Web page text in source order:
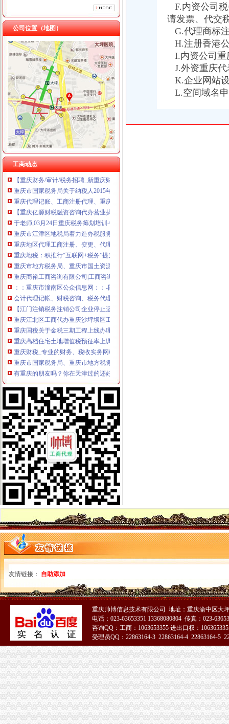
重庆三虹房地产营销策划有限公司
重庆宝鹰汽车销售有限公司
公司位置（地图）
工商动态
重庆税务注销
重庆发票新规定,税务金四期上线！-企业税收优惠政策-重庆市黔江
重庆地税：积推行“互联网+税务”提升服务质效-长江经济网
重庆代理记账如何办理税务登记变更_搜狐其它_搜狐网
《一般纳税人注销流程》100篇第一文库网
重庆工商注册代理记账变更税务财务佼佼泽工商
重庆财税_专业的财务、税收实务网站-亿企赢财税资讯
国家税务总局2015年持续加“规范税务”建设_部门新闻_新闻_中国
重庆沙坪坝门户网
【重庆财务/审计/税务招聘_新重庆财务/审计/税务招聘信息】-前程无忧
重庆市国家税务局关于纳税人2015年度关联申报等事项的提示-中国会
重庆代理记账、工商注册代理、重庆微型企业、商标注册、税务评估
【重庆亿源财税融资咨询代办营业执照营业哪家比较好】价格,厂家,
于老师,03月24日重庆税务筹划培训-中华品牌管理网
重庆市江津区地税局着力造办税服务“轻体验”-新华网
重庆地区代理工商注册、变更、代理记账、税务咨询可提供地
重庆地税：积推行“互联网+税务”提升服务质效-长江经济网
重庆市地方税务局、重庆市国土资源和房屋管理局<BR>关于暂停办理
重庆商裕工商咨询有限公司|工商咨询|代帐咨询|做账报税|税务代办|代
：：重庆市潼南区公众信息网：：-国税局
会计代理记帐、财税咨询、税务代理-重庆便民网
【江门注销税务注销公司企业停止运营不注销后果严重】-鹤山沙坪易
重庆江北区工商代办重庆沙坪坝区工商代办【渝盾】_其他加盟-中国
重庆国税关于金税三期工程上线办理有关涉税事项的公告_地方规-
重庆高档住宅土地增值税预征率上调至2%_东方财富网
重庆财税_专业的财务、税收实务网站-亿企赢财税资讯
重庆市国家税务局、重庆市地方税务局、重庆市工商管理局转发国
有重庆的朋友吗？你在天津过的还好吗？（转载）_天津_天涯论坛_天
重庆注册税务招聘_重庆注册税务招聘信息_智联重庆招聘网_找工作求
《重庆市国税小规模申报》_优秀范文十篇
重庆招聘税务专员_重庆弘昇管道有限公司招聘-汇博网
重庆税务登记证挂失电话-沙坪坝沙坪坝广告媒-重庆58同城
【税收管理】重庆市地方税务局关于印发《“三证合一、一照一码”
重庆地税的微博
重庆税务策划招聘_重庆税务策划招聘信息_智联重庆招聘网_找工作求
重庆沙坪坝门户网
重庆国税网上申报系统：
重庆营业执照代办【工商代办免费咨询】重庆益尚利财务管理有限公司
重庆财税公司-重庆亿源公司_重庆亿源_重庆市亿源财税咨询公司_重庆
代理记账|税务代理与咨询-重庆君立企业管理咨询有限公司
重庆高档住宅土地增值税预征率上调至2%_网易北京房产频道
重庆代理各项纳税申报-商务服务-久久信息网
【代理记帐、办理工商税务相关事宜等】厂家,价格,图片_重庆正青
重庆代理记账如何办理税务登记变更_搜狐其它_搜狐网
国务制办公室地方规章重庆市税收征管保障办
重庆财务会计-税务招聘-新百胜餐饮（武汉）有限公司招聘信息_重庆
以增经济发展动力为遵循重庆市国税局扎实推进税收改革-新华网
重庆市税收征管保障办-重庆农业农村信息网
重庆亿源财税
“营改增”政策深度解析与操作实务专题李老师,04月16日重庆税
立信税务师事务所有限公司重庆分公司
重庆发票新规定,税务金四期上线！-企业税收优惠政策-重庆市黔江
重庆税务注销
重庆发票新规定,税务金四期上线！-企业税收优惠政策-重庆市黔江
重庆地税：积推行“互联网+税务”提升服务质效-长江经济网
重庆代理记账如何办理税务登记变更_搜狐其它_搜狐网
《一般纳税人注销流程》100篇第一文库网
重庆工商注册代理记账变更税务财务佼佼泽工商
重庆财税_专业的财务、税收实务网站-亿企赢财税资讯
F.内资公司
请发票、代交
G.代理商标
H.注册香港
I.内资公司重
J.外资重庆代
K.企业网站
L.空间域名
友情链接： 自助添加
重庆帅博信息技术有限公司 地址：重庆渝中区大
电话：023-63653351 13368080804 传真：023-
咨询QQ：工商：1063653355 进出口权：
受理员QQ：22863164-3 22863164-4 22863164-5